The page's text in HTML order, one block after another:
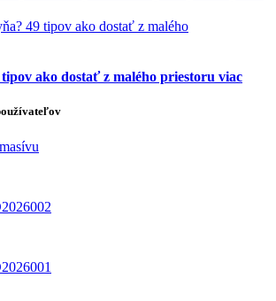
ako dostať z malého priestoru viac